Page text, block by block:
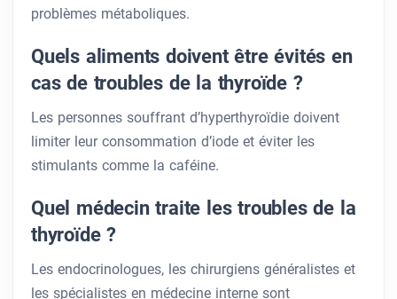
problèmes métaboliques.
Quels aliments doivent être évités en
cas de troubles de la thyroïde ?
Les personnes souffrant d’hyperthyroïdie doivent
limiter leur consommation d’iode et éviter les
stimulants comme la caféine.
Quel médecin traite les troubles de la
thyroïde ?
Les endocrinologues, les chirurgiens généralistes et
les spécialistes en médecine interne sont